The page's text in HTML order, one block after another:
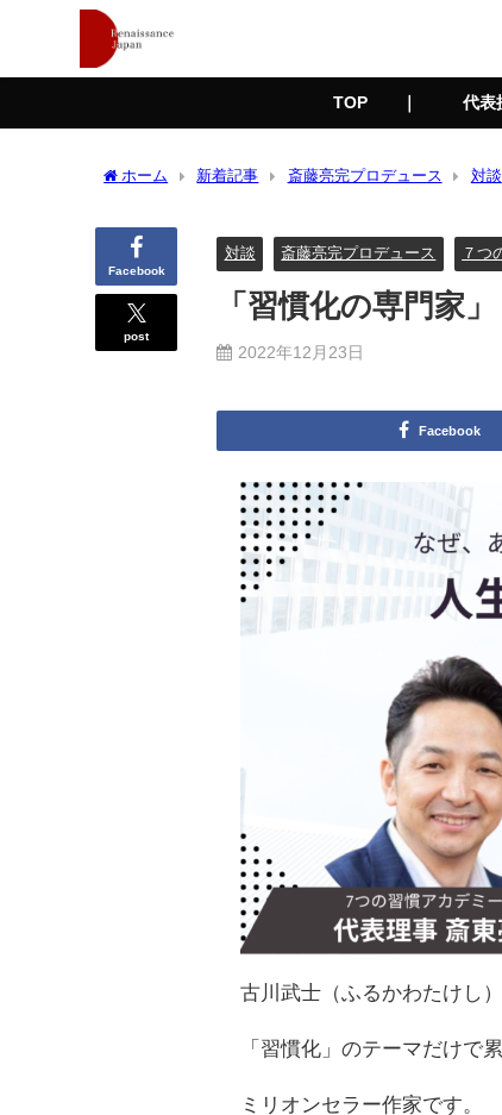
TOP ｜ 代
ホーム 新着記事 斎藤亮完プロデュース 対談
Facebook
post
対談 斎藤亮完プロデュース ７つ
「習慣化の専門家
2022年12月23日
Facebook
古川武士（ふるかわたけし）
「習慣化」のテーマだけで
ミリオンセラー作家です。